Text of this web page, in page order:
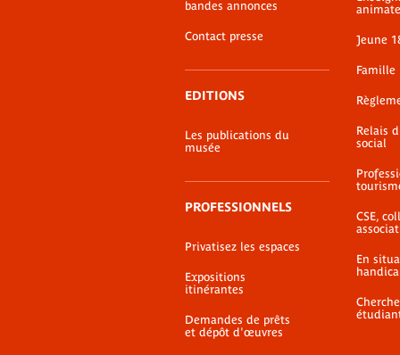
bandes annonces
Contact presse
EDITIONS
Les publications du
musée
PROFESSIONNELS
Privatisez les espaces
Expositions
itinérantes
Demandes de prêts
et dépôt d'œuvres
Jeune
Famille
Relais
social
CSE,
En